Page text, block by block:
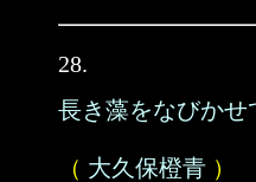
28.
長き藻をなびかせ
（ 大久保橙青 ）